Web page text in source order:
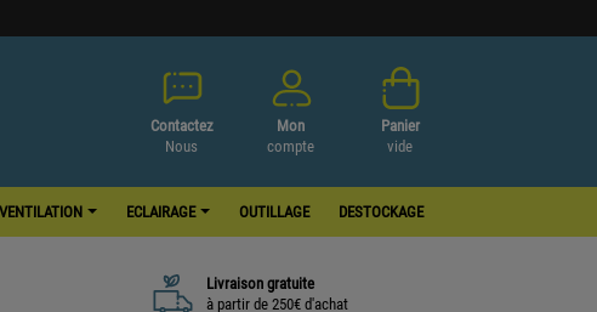
Contactez
Nous
Mon
compte
Panier
vide
ECLAIRAGE OUTILLAGE DESTOCKAGE
Livraison gratuite
à partir de 250€ d'achat